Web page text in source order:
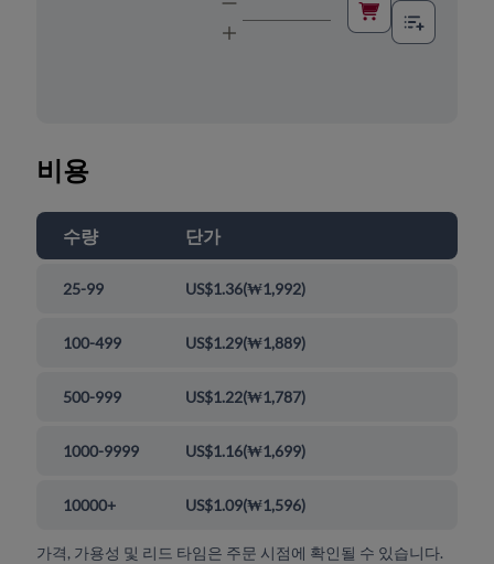
비용
수량 단가
25-99 US$1.36(₩1,992)
100-499 US$1.29(₩1,889)
500-999 US$1.22(₩1,787)
1000-9999 US$1.16(₩1,699)
10000+ US$1.09(₩1,596)
가격, 가용성 및 리드 타임은 주문 시점에 확인될 수 있습니다.